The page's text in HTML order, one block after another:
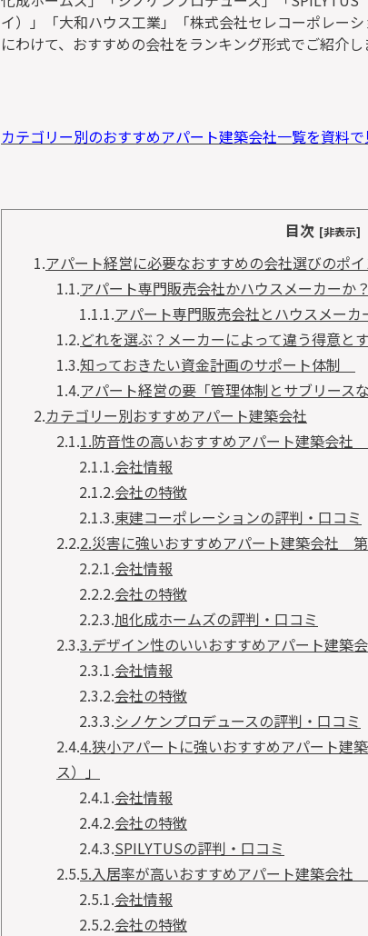
イ）」「大和ハウス工業」「株式会社セレコーポレー
にわけて、おすすめの会社をランキング形式でご紹介し
カテゴリー別のおすすめアパート建築会社一覧を資料
目次 [非表示]
1.アパート経営に必要なおすすめの会社選びのポ
1.1.アパート専門販売会社かハウスメーカーか
1.1.1.アパート専門販売会社とハウスメー
1.2.どれを選ぶ？メーカーによって違う得意と
1.3.知っておきたい資金計画のサポート体制
1.4.アパート経営の要「管理体制とサブリース
2.カテゴリー別おすすめアパート建築会社
2.1.1.防音性の高いおすすめアパート建築会社
2.1.1.会社情報
2.1.2.会社の特徴
2.1.3.東建コーポレーションの評判・口コミ
2.2.2.災害に強いおすすめアパート建築会社 第
2.2.1.会社情報
2.2.2.会社の特徴
2.2.3.旭化成ホームズの評判・口コミ
2.3.3.デザイン性のいいおすすめアパート建築
2.3.1.会社情報
2.3.2.会社の特徴
2.3.3.シノケンプロデュースの評判・口コミ
2.4.4.狭小アパートに強いおすすめアパート建
ス）」
2.4.1.会社情報
2.4.2.会社の特徴
2.4.3.SPILYTUSの評判・口コミ
2.5.5.入居率が高いおすすめアパート建築会社
2.5.1.会社情報
2.5.2.会社の特徴